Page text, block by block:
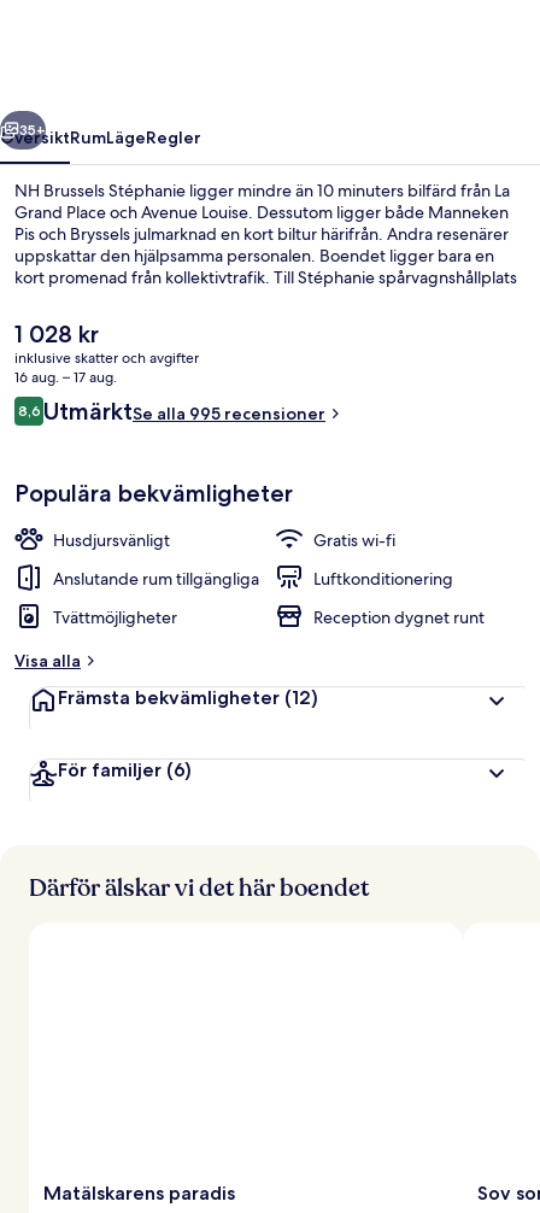
Nästa
35+
ÖversiktRumLägeRegler
NH Brussels Stéphanie ligger mindre än 10 minuters bilfärd från La
Grand Place och Avenue Louise. Dessutom ligger både Manneken
Pis och Bryssels julmarknad en kort biltur härifrån. Andra resenärer
uppskattar den hjälpsamma personalen. Boendet ligger bara en
kort promenad från kollektivtrafik. Till Stéphanie spårvagnshållplats
är det 3 minuter.
Det
nuvarande
priset
är
1 028 kr
1 028 kr
inklusive skatter och avgifter
16 aug. – 17 aug.
Recensioner
8,68,6 av 10,
UtmärktSe alla 995 recensioner
Populära bekvämligheter
Husdjursvänligt
Gratis wi-fi
Anslutande rum tillgängliga
Luftkonditionering
Tvättmöjligheter
Reception dygnet runt
Visa alla
Främsta bekvämligheter (12)
För familjer (6)
Därför älskar vi det här boendet
Matälskarens paradis Sov